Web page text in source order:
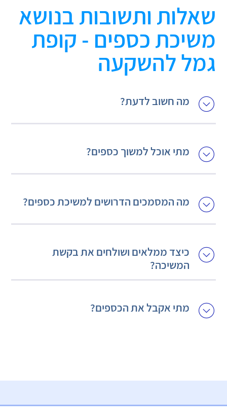
שאלות ותשובות בנושא
משיכת כספים - קופת
גמל להשקעה
מה חשוב לדעת?
מתי אוכל למשוך כספים?
מה המסמכים הדרושים למשיכת כספים?
כיצד ממלאים ושולחים את בקשת
המשיכה?
מתי אקבל את הכספים?